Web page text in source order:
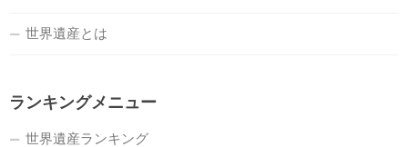
世界遺産とは
ランキングメニュー
世界遺産ランキング